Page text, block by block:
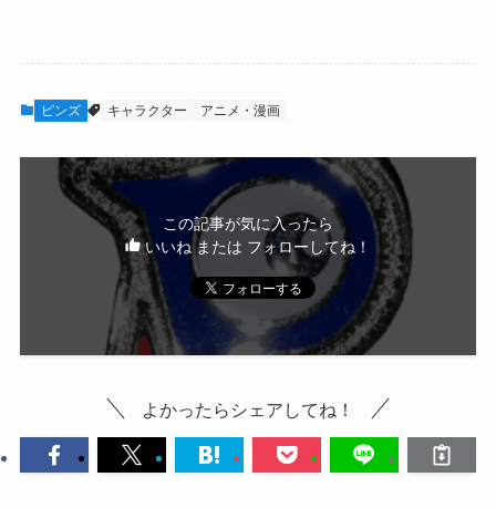
ピンズ キャラクター アニメ・漫画
この記事が気に入ったら
いいね または フォローしてね！
よかったらシェアしてね！